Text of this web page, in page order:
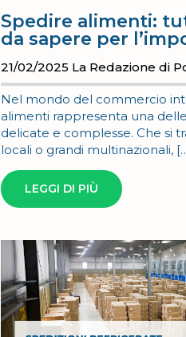
Spedire alimenti:
da sapere per
21/02/2025 La Redazione di
Nel mondo del commercio
alimenti rappresenta una
delicate e complesse. Che si
locali o grandi multinazionali,
LEGGI DI PIÙ